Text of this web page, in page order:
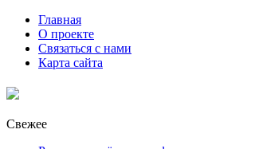
Главная
О проекте
Связаться с нами
Карта сайта
Свежее